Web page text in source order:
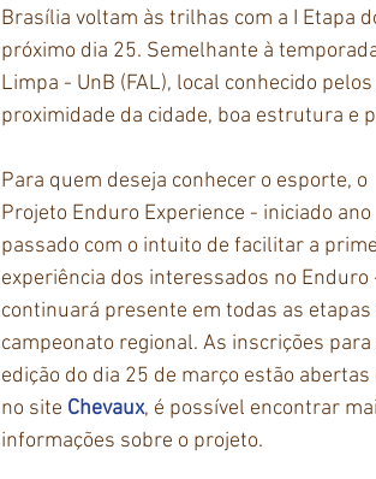
Brasília voltam às trilhas com a I Etapa
próximo dia 25. Semelhante à
Limpa - UnB (FAL), local conhecido
proximidade da cidade, boa estrutura e
Para quem deseja conhecer o esporte, o
Projeto Enduro Experience - iniciado ano
passado com o intuito de facilitar a
experiência dos interessados no Enduro
continuará presente em todas as etapas
campeonato regional. As inscrições para
edição do dia 25 de março estão abertas
no site Chevaux, é possível encontrar
informações sobre o projeto.